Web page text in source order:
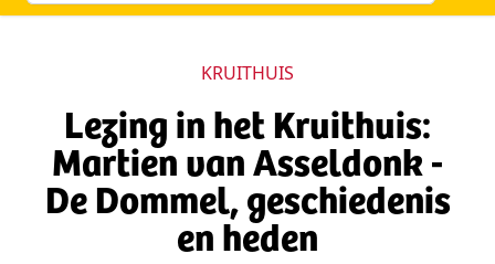
KRUITHUIS
Lezing in het Kruithuis:
Martien van Asseldonk -
De Dommel, geschiedenis
en heden